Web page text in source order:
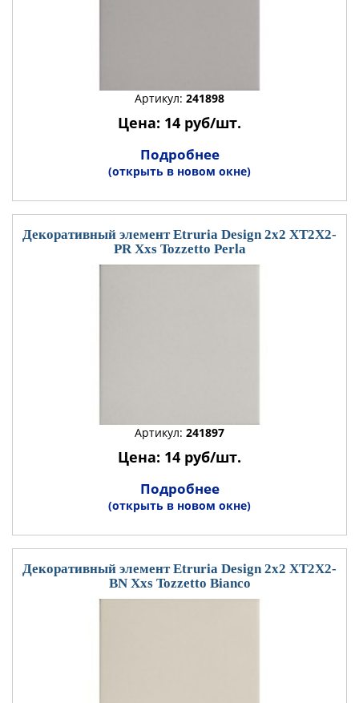
Артикул: 241898
Цена: 14 руб/шт.
Подробнее
(открыть в новом окне)
Декоративный элемент Etruria Design 2x2 XT2X2-
PR Xxs Tozzetto Perla
Артикул: 241897
Цена: 14 руб/шт.
Подробнее
(открыть в новом окне)
Декоративный элемент Etruria Design 2x2 XT2X2-
BN Xxs Tozzetto Bianco